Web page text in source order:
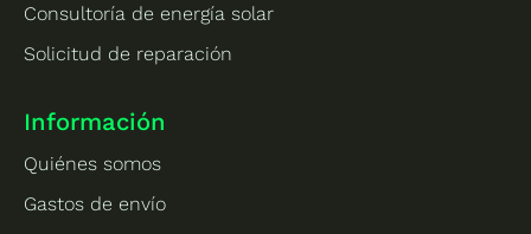
Consultoría de energía solar
Solicitud de reparación
Información
Quiénes somos
Gastos de envío